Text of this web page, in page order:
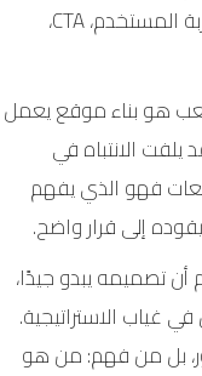
موقع يحقق مبيعات، تصميم المواقع، تجربة المستخدم، CTA،
هو بناء موقع يعمل
الانتباه في
فهو الذي يفهم
إلى قرار واضح.
أن تصميمه يبدو جيدًا،
غياب الاستراتيجية.
بل من فهم: من هو